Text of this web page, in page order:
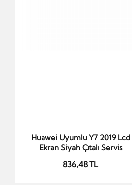
Sepete Ekle
Huawei Uyumlu Y7 2019 Lcd
Ekran Siyah Çıtalı Servis
836,48 TL